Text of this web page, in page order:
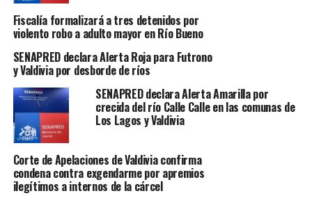
El equipo valdiviano tendrá una nueva oportunidad de
mejorar su posición en los próximos partidos que
disputará como local: enfrentará a Español de Talca el
jueves 10 (20:00 horas), a Colo Colo el sábado 12 (20:30
horas), y a Puente Alto nuevamente el domingo 13
(19:30 horas).
Post Views: 491
TAGS CDV CLUB DEPORTIVO VALDIVIA
Fiscalía formalizará a tres detenidos por
violento robo a adulto mayor en Río Bueno
SENAPRED declara Alerta Roja para Futrono
y Valdivia por desborde de ríos
SENAPRED declara Alerta Amarilla por
crecida del río Calle Calle en las comunas de
Los Lagos y Valdivia
Corte de Apelaciones de Valdivia confirma
condena contra exgendarme por apremios
ilegítimos a internos de la cárcel